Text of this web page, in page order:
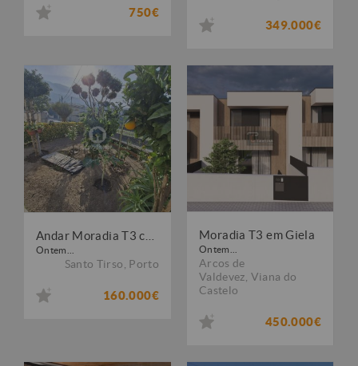
750€
349.000€
Ontem...
Santo Tirso Porto
160.000€
Moradia T3 em Giela
Ontem...
Arcos de
Valdevez Viana do
Castelo
450.000€